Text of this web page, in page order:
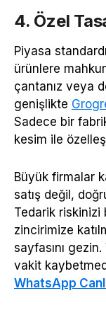
4. Özel
Piyasa
ürünlere
çantanız veya
genişlikte
Sadece bir
kesim ile
Büyük firmalar
satış değil,
Tedarik riskinizi
zincirimize
sayfasını
vakit
WhatsApp